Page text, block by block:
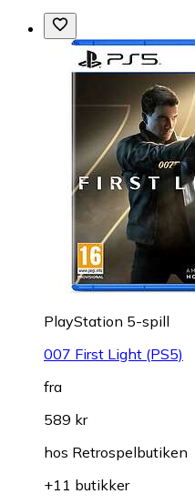
PlayStation 5-spill
007 First Light (PS5)
fra
589 kr
hos Retrospelbutiken
+11 butikker